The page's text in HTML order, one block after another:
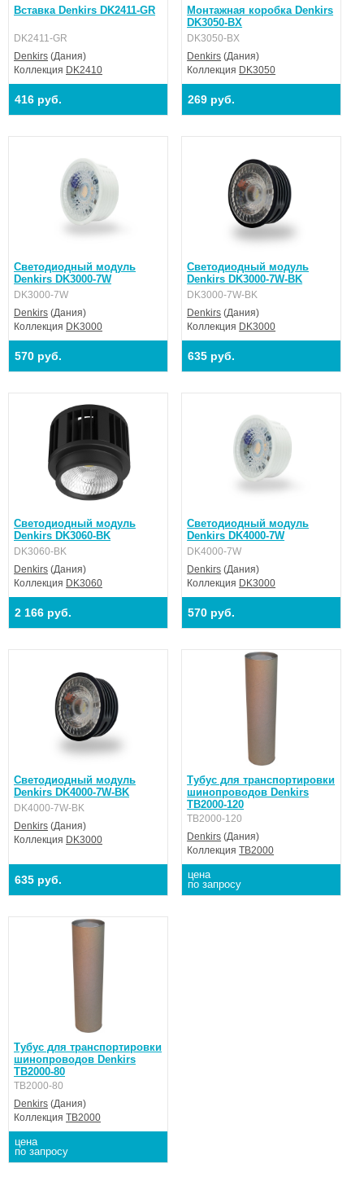
Вставка Denkirs DK2411-GR
DK2411-GR
Denkirs (Дания)
Коллекция DK2410
416 руб.
Монтажная коробка Denkirs
DK3050-BX
DK3050-BX
Denkirs (Дания)
Коллекция DK3050
269 руб.
Светодиодный модуль
Denkirs DK3000-7W
DK3000-7W
Denkirs (Дания)
Коллекция DK3000
570 руб.
Светодиодный модуль
Denkirs DK3000-7W-BK
DK3000-7W-BK
Denkirs (Дания)
Коллекция DK3000
635 руб.
Светодиодный модуль
Denkirs DK3060-BK
DK3060-BK
Denkirs (Дания)
Коллекция DK3060
2 166 руб.
Светодиодный модуль
Denkirs DK4000-7W
DK4000-7W
Denkirs (Дания)
Коллекция DK3000
570 руб.
Светодиодный модуль
Denkirs DK4000-7W-BK
DK4000-7W-BK
Denkirs (Дания)
Коллекция DK3000
635 руб.
Тубус для транспортировки
шинопроводов Denkirs
TB2000-120
TB2000-120
Denkirs (Дания)
КоллекцияTB2000
цена
по запросу
Тубус для транспортировки
шинопроводов Denkirs
TB2000-80
TB2000-80
Denkirs (Дания)
Коллекция TB2000
цена
по запросу